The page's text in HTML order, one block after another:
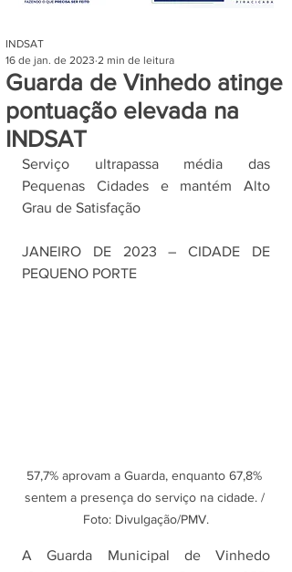
Guarda de Vinhedo atinge
pontuação elevada na
INDSAT
INDSAT
16 de jan. de 2023 2 min de leitura
Serviço ultrapassa média das
Pequenas Cidades e mantém Alto
Grau de Satisfação
JANEIRO DE 2023 – CIDADE DE
PEQUENO PORTE
57,7% aprovam a Guarda, enquanto 67,8%
sentem a presença do serviço na cidade. /
Foto: Divulgação/PMV.
A Guarda Municipal de Vinhedo